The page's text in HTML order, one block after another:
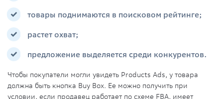
товары поднимаются в поисковом рейтинге;
растет охват;
предложение выделяется среди конкурентов.
Чтобы покупатели могли увидеть Products Ads, у товара
должна быть кнопка Buy Box. Ее можно получить при
условии, если продавец работает по схеме FBA, имеет